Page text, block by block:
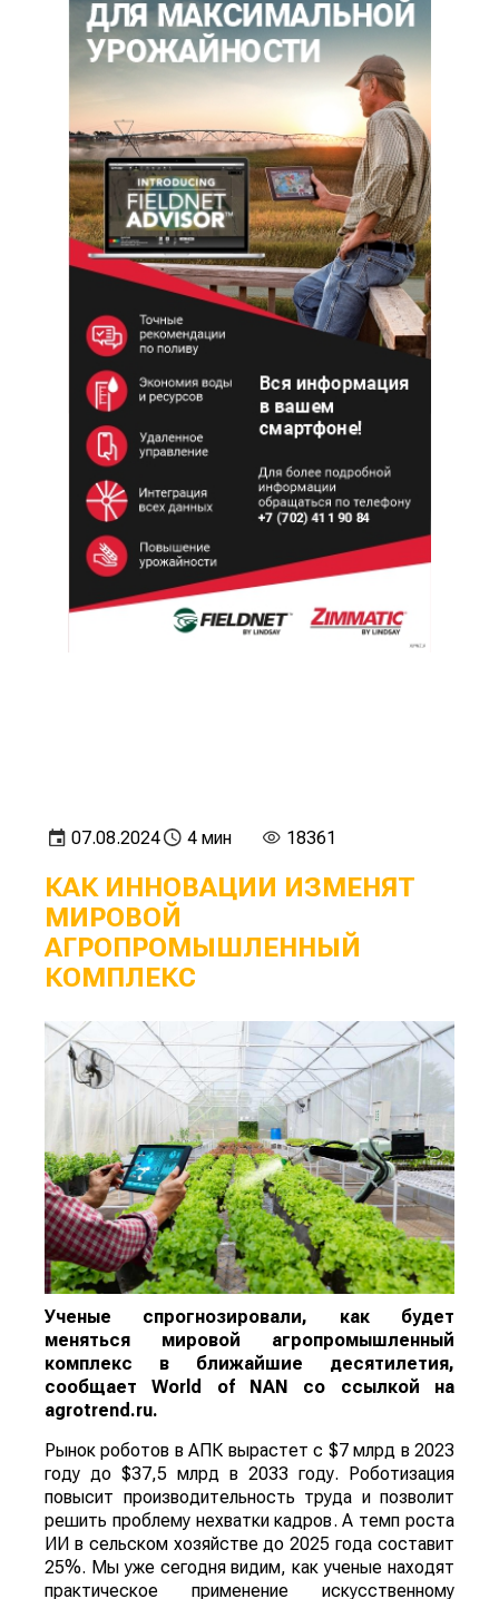
07.08.2024 4 мин 18361
КАК ИННОВАЦИИ ИЗМЕНЯТ
МИРОВОЙ
АГРОПРОМЫШЛЕННЫЙ
КОМПЛЕКС
Ученые спрогнозировали, как будет
меняться мировой агропромышленный
комплекс в ближайшие десятилетия,
сообщаетWorld of NAN
со ссылкой на
agrotrend.ru.
Рынок роботов в АПК вырастет с $7 млрд в 2023
году до $37,5 млрд в 2033 году. Роботизация
повысит производительность труда и позволит
решить проблему нехватки кадров. А темп роста
ИИ в сельском хозяйстве до 2025 года составит
25%. Мы уже сегодня видим, как ученые находят
практическое применение искусственному